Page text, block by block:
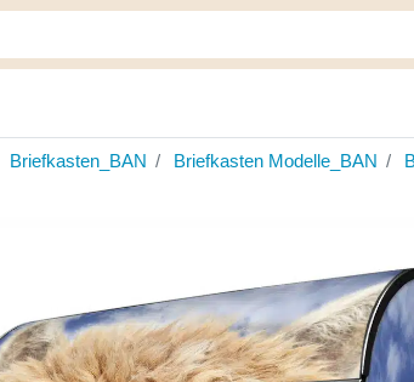
Briefkasten_BAN Briefkasten Modelle_BAN